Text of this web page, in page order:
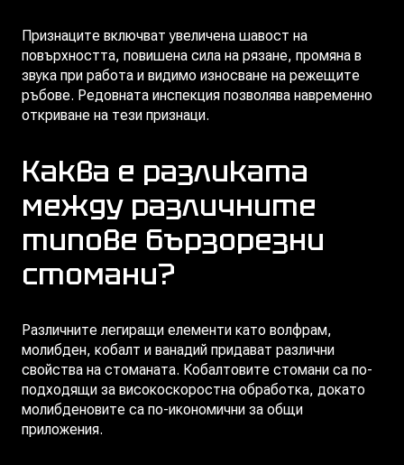
Признаците включват увеличена шавост на
повърхността, повишена сила на рязане, промяна в
звука при работа и видимо износване на режещите
ръбове. Редовната инспекция позволява навременно
откриване на тези признаци.
Каква е разликата
между различните
типове бързорезни
стомани?
Различните легиращи елементи като волфрам,
молибден, кобалт и ванадий придават различни
свойства на стоманата. Кобалтовите стомани са по-
подходящи за високоскоростна обработка, докато
молибденовите са по-икономични за общи
приложения.